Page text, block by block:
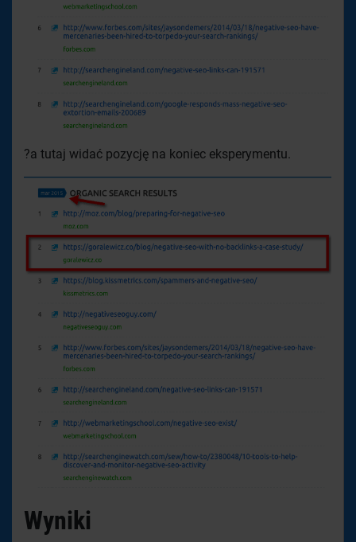
?a tutaj widać pozycję na koniec eksperymentu.
Wyniki